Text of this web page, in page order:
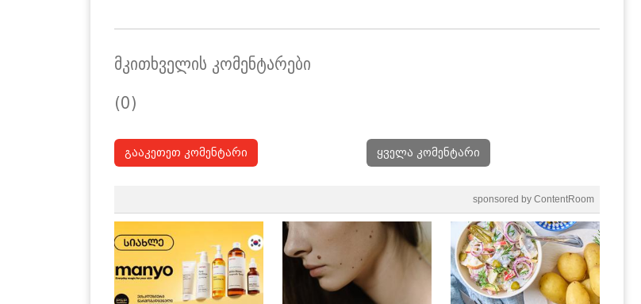
მკითხველის კომენტარები
(0)
გააკეთეთ კომენტარი ყველა კომენტარი
sponsored by ContentRoom